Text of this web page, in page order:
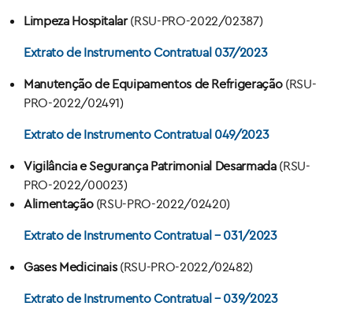
Limpeza Hospitalar(RSU-PRO-2022/02387)
Extrato de Instrumento Contratual 037/2023
Manutenção de Equipamentos de Refrigeração (RSU-
PRO-2022/02491)
Extrato de Instrumento Contratual 049/2023
Vigilância e Segurança Patrimonial Desarmada (RSU-
PRO-2022/00023)
Alimentação (RSU-PRO-2022/02420)
Extrato de Instrumento Contratual – 031/2023
Gases Medicinais (RSU-PRO-2022/02482)
Extrato de Instrumento Contratual – 039/2023